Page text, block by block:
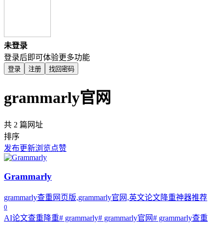
未登录
登录后即可体验更多功能
登录 注册 找回密码
grammarly官网
共 2 篇网址
排序
发布更新浏览点赞
Grammarly
grammarly查重网页版,grammarly官网,英文论文降重神器推荐
0
AI论文查重降重# grammarly# grammarly官网# grammarly查重